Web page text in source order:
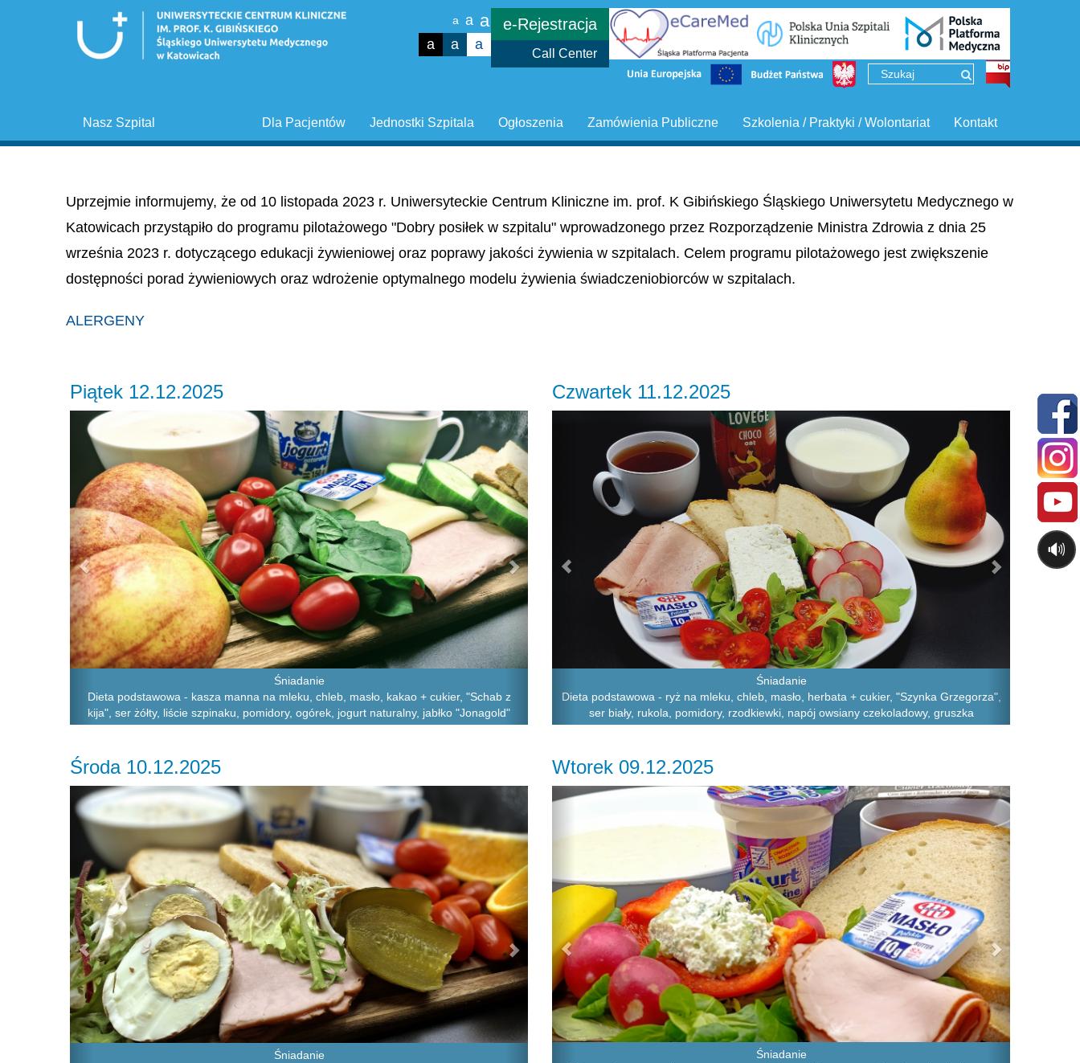
a a a
a a a
e-Rejestracja
Call Center
Kontakt
Szkolenia / Praktyki / Wolontariat
Zamówienia Publiczne
Ogłoszenia
Jednostki Szpitala
Dla Pacjentów
Nasz Szpital
Uprzejmie informujemy, że od 10 listopada 2023 r. Uniwersyteckie Centrum Kliniczne im. prof. K Gibińskiego Śląskiego Uniwersytetu Medycznego w
Katowicach przystąpiło do programu pilotażowego "Dobry posiłek w szpitalu" wprowadzonego przez Rozporządzenie Ministra Zdrowia z dnia 25
września 2023 r. dotyczącego edukacji żywieniowej oraz poprawy jakości żywienia w szpitalach. Celem programu pilotażowego jest zwiększenie
dostępności porad żywieniowych oraz wdrożenie optymalnego modelu żywienia świadczeniobiorców w szpitalach.
ALERGENY
Piątek 12.12.2025
Śniadanie
Dieta podstawowa - kasza manna na mleku, chleb, masło, kakao + cukier, "Schab z
kija", ser żółty, liście szpinaku, pomidory, ogórek, jogurt naturalny, jabłko "Jonagold"
Previous Next
Czwartek 11.12.2025
Śniadanie
Dieta podstawowa - ryż na mleku, chleb, masło, herbata + cukier, "Szynka Grzegorza",
ser biały, rukola, pomidory, rzodkiewki, napój owsiany czekoladowy, gruszka
Środa 10.12.2025
Śniadanie
Previous
Wtorek 09.12.2025
Śniadanie
Previous Next
🔊